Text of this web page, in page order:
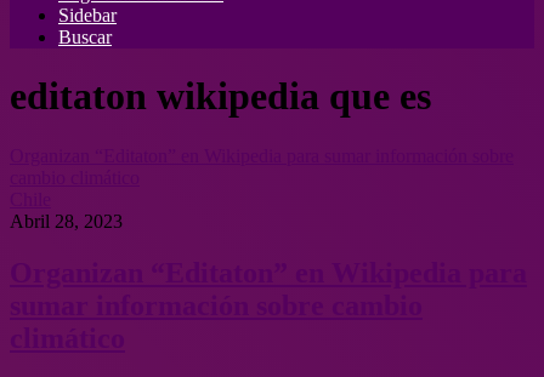
Sidebar
Buscar
editaton wikipedia que es
Abril 28, 2023